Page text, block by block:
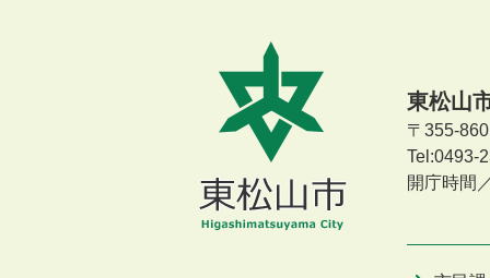
東松山
〒355-
Tel:0493-
開庁時間